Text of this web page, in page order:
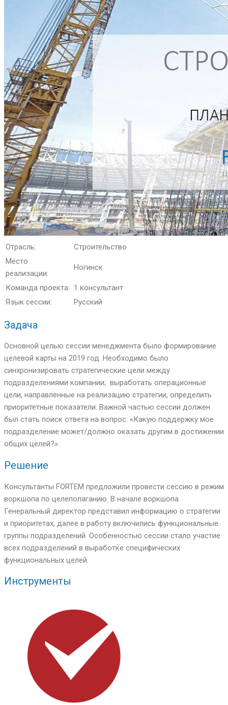
Отрасль:
Строительство
Место
реализации:
Ногинск
Команда проекта: 1 консультант
Язык сессии:
Русский
Задача
Основной целью сессии менеджмента было формирование
целевой карты на 2019 год. Необходимо было
синхронизировать стратегические цели между
подразделениями компании; выработать операционные
цели, направленные на реализацию стратегии, определить
приоритетные показатели. Важной частью сессии должен
был стать поиск ответа на вопрос: «Какую поддержку мое
подразделение может/должно оказать другим в достижении
общих целей?».
Решение
Консультанты FORTEM предложили провести сессию в режим
воркшопа по целеполаганию. В начале воркшопа
Генеральный директор представил информацию о стратегии
и приоритетах, далее в работу включились функциональные
группы подразделений. Особенностью сессии стало участие
всех подразделений в выработке специфических
функциональных целей.
Инструменты